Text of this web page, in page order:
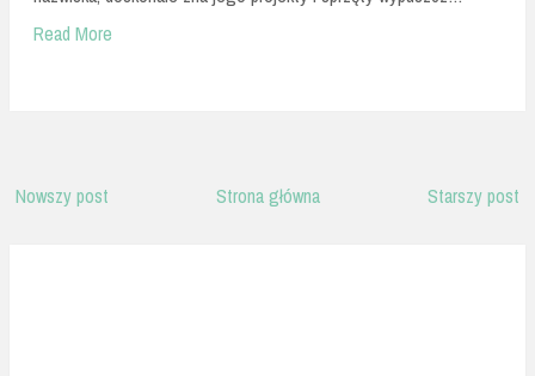
Read More
Nowszy post Starszy post
Strona główna